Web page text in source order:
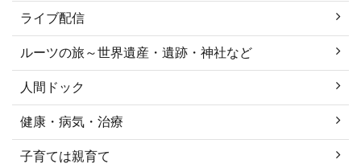
ライブ配信
ルーツの旅～世界遺産・遺跡・神社など
人間ドック
健康・病気・治療
子育ては親育て